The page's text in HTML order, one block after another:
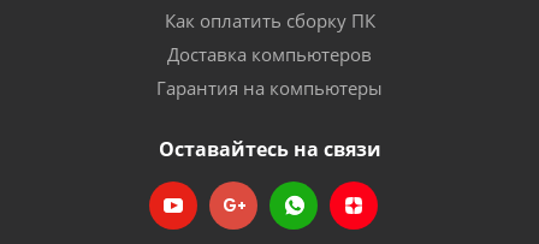
Как оплатить сборку ПК
Доставка компьютеров
Гарантия на компьютеры
Оставайтесь на связи